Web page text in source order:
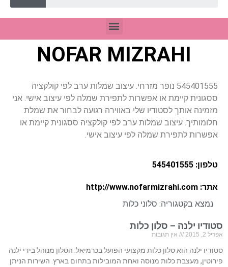
NOFAR MIZRAHI
545401555 נופר מזרחי. עיצוב שמלות ערב לפי קולקציה
ססגונית קיימת או אפשרות לתפירת שמלה לפי עיצוב אישי. אני
מזמינה אותך לסטודיו שלי באווירה רגועה לבחור את שמלת
חלומותיך. עיצוב שמלות ערב לפי קולקציה ססגונית קיימת או
אפשרות לתפירת שמלה לפי עיצוב אישי.
טלפון: 545401555
אתר: http://www.nofarmizrahi.com
נמצא בקטגוריה: סלוני כלות
סטודיו ילנה – סלון כלות
אפריל 2, 2015 אין תגובות
סטודיו ילנה הוא סלון כלות מקצועי הפועל בכרמיאל. הסלון מנוהל בידי ילנה
פירוטין, מעצבת כלות מנוסה ואחת המובילות בתחום בארץ. השירות הניתן